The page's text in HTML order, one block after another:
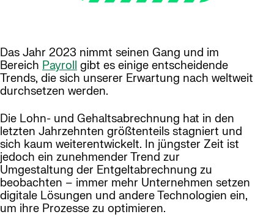
Das Jahr 2023 nimmt seinen Gang und im
Bereich Payroll gibt es einige entscheidende
Trends, die sich unserer Erwartung nach weltweit
durchsetzen werden.
Die Lohn- und Gehaltsabrechnung hat in den
letzten Jahrzehnten größtenteils stagniert und
sich kaum weiterentwickelt. In jüngster Zeit ist
jedoch ein zunehmender Trend zur
Umgestaltung der Entgeltabrechnung zu
beobachten – immer mehr Unternehmen setzen
digitale Lösungen und andere Technologien ein,
um ihre Prozesse zu optimieren.